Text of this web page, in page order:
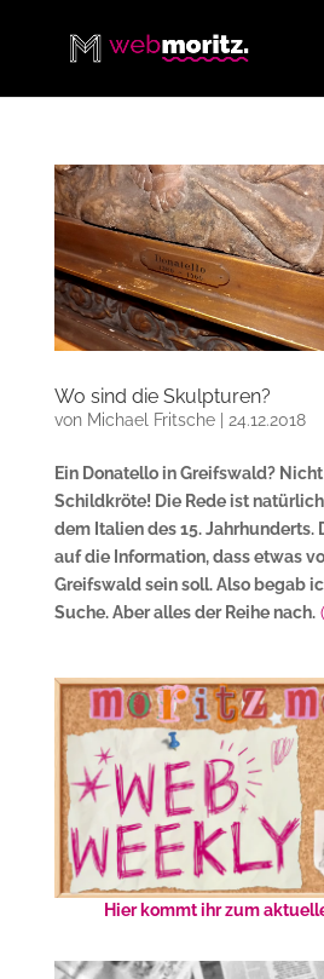
Wo sind die Skulpturen?
von Michael Fritsche| 24.12.2018
Ein Donatello in Greifswald?
Schildkröte! Die Rede ist
dem Italien des 15. Jahrhunderts.
auf die Information, dass etwas
Greifswald sein soll. Also begab
Suche. Aber alles der Reihe nach.
Hier kommt ihr zum